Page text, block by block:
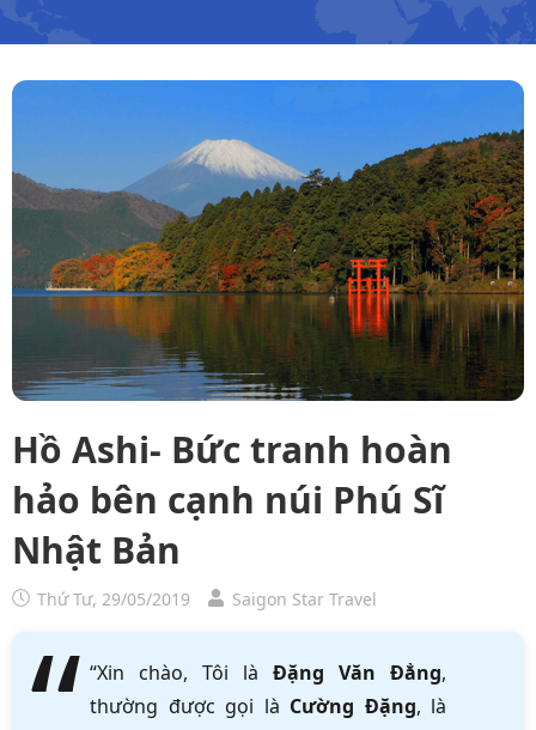
Hồ Ashi- Bức tranh hoàn
hảo bên cạnh núi Phú Sĩ
Nhật Bản
Thứ Tư, 29/05/2019 Saigon Star Travel
“Xin chào, Tôi là Đặng Văn Đẳng,
thường được gọi là Cường Đặng, là